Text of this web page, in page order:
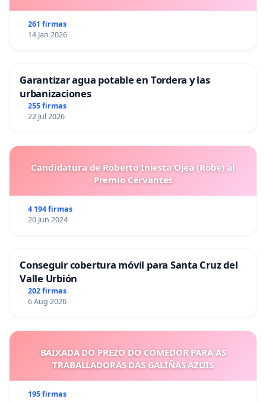
261 firmas
14 Jan 2026
Garantizar agua potable en Tordera y las
urbanizaciones
255 firmas
22 Jul 2026
Candidatura de Roberto Iniesta Ojea (Robe) al
Premio Cervantes
4 194 firmas
20 Jun 2024
Conseguir cobertura móvil para Santa Cruz del
Valle Urbión
202 firmas
6 Aug 2026
BAIXADA DO PREZO DO COMEDOR PARA AS
TRABALLADORAS DAS GALIÑAS AZUIS
195 firmas